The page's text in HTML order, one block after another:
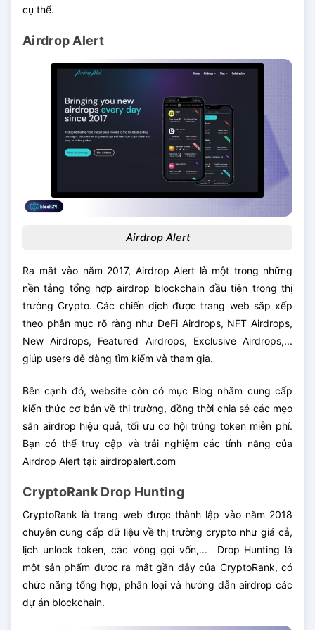
cụ thể.
Airdrop Alert
Airdrop Alert
Ra mắt vào năm 2017, Airdrop Alert là một trong những
nền tảng tổng hợp airdrop blockchain đầu tiên trong thị
trường Crypto. Các chiến dịch được trang web sắp xếp
theo phân mục rõ ràng như DeFi Airdrops, NFT Airdrops,
New Airdrops, Featured Airdrops, Exclusive Airdrops,...
giúp users dễ dàng tìm kiếm và tham gia.
Bên cạnh đó, website còn có mục Blog nhằm cung cấp
kiến thức cơ bản về thị trường, đồng thời chia sẻ các mẹo
săn airdrop hiệu quả, tối ưu cơ hội trúng token miễn phí.
Bạn có thể truy cập và trải nghiệm các tính năng của
Airdrop Alert tại: airdropalert.com
CryptoRank Drop Hunting
CryptoRank là trang web được thành lập vào năm 2018
chuyên cung cấp dữ liệu về thị trường crypto như giá cả,
lịch unlock token, các vòng gọi vốn,... Drop Hunting là
một sản phẩm được ra mắt gần đây của CryptoRank, có
chức năng tổng hợp, phân loại và hướng dẫn airdrop các
dự án blockchain.